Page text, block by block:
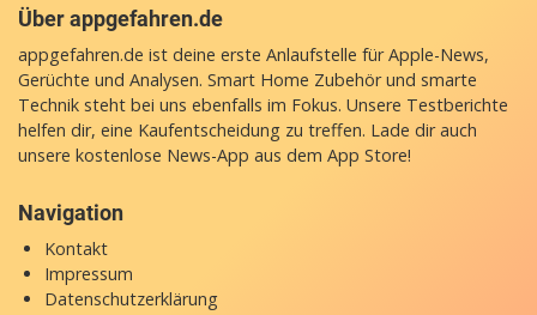
Über appgefahren.de
appgefahren.de ist deine erste Anlaufstelle für Apple-News,
Gerüchte und Analysen. Smart Home Zubehör und smarte
Technik steht bei uns ebenfalls im Fokus. Unsere Testberichte
helfen dir, eine Kaufentscheidung zu treffen. Lade dir auch
unsere kostenlose News-App aus dem App Store!
Navigation
Kontakt
Impressum
Datenschutzerklärung